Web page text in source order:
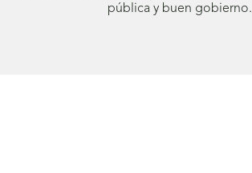
pública y buen gobierno.